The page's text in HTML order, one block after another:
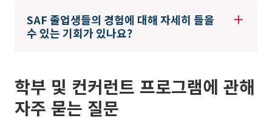
SAF 졸업생들의 경험에 대해 자세히 들을
수 있는 기회가 있나요?
학부 및 컨커런트 프로그램에 관해
자주 묻는 질문